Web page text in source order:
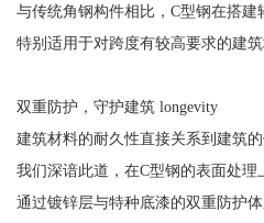
与传统角钢构件相比，C型钢在搭建
特别适用于对跨度有较高要求的建筑
双重防护，守护建筑 longevity
建筑材料的耐久性直接关系到建筑的
我们深谙此道，在C型钢的表面处理
通过镀锌层与特种底漆的双重防护